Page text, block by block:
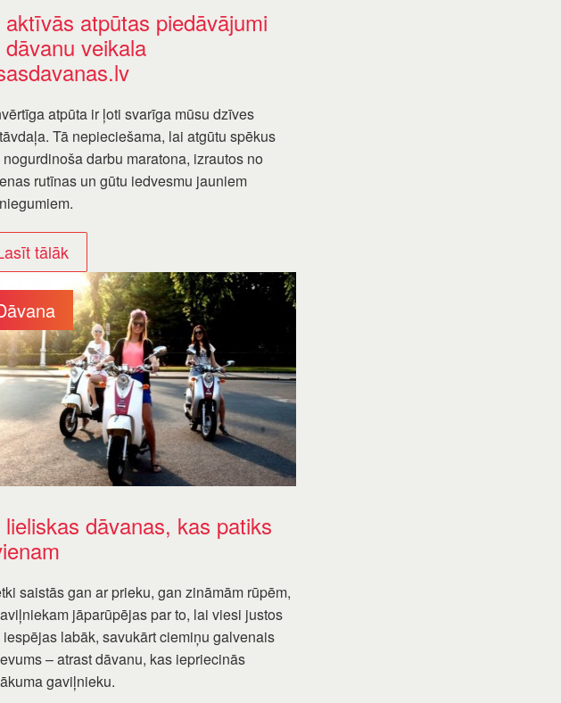
aktīvās atpūtas piedāvājumi
dāvanu veikala
atpūta ir ļoti svarīga mūsu dzīves
Tā nepieciešama, lai atgūtu spēkus
nogurdinoša darbu maratona, izrautos no
rutīnas un gūtu iedvesmu jauniem
tālāk
lieliskas dāvanas, kas patiks
saistās gan ar prieku, gan zināmām rūpēm,
jāparūpējas par to, lai viesi justos
iespējas labāk, savukārt ciemiņu galvenais
– atrast dāvanu, kas iepriecinās
gaviļnieku.